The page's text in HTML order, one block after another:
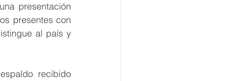
presentación
presentes con
al país y
recibido